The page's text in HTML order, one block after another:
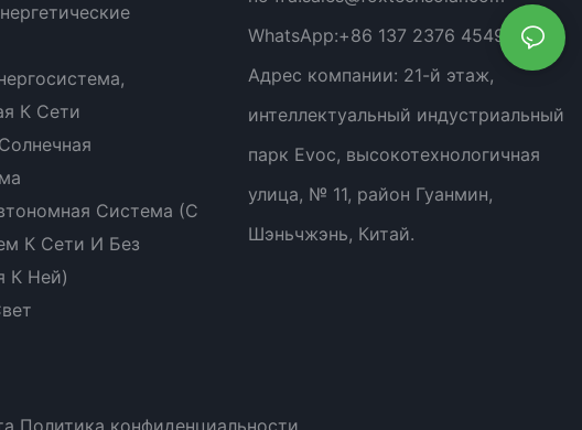
К Сети
Система (с
К Сети И Без
К Ней)
WhatsApp:+86 137 2376 4549
Адрес компании: 21-й этаж,
интеллектуальный индустриальный
парк Evoc, высокотехнологичная
улица, № 11, район Гуанмин,
Шэньчжэнь, Китай.
Политика конфиденциальности